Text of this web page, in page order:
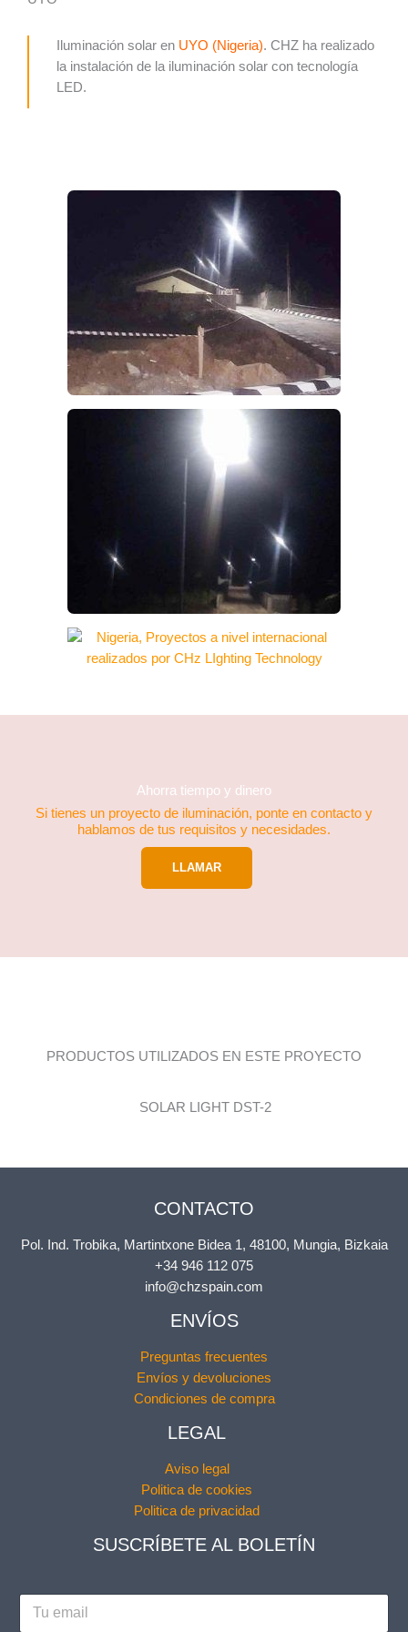
Iluminación solar en UYO (Nigeria). CHZ ha realizado
la instalación de la iluminación solar con tecnología
LED.
Ahorra tiempo y dinero
Si tienes un proyecto de iluminación, ponte en contacto y
hablamos de tus requisitos y necesidades.
LLAMAR
PRODUCTOS UTILIZADOS EN ESTE PROYECTO
SOLAR LIGHT DST-2
CONTACTO
Pol. Ind. Trobika, Martintxone Bidea 1, 48100, Mungia, Bizkaia
+34 946 112 075
info@chzspain.com
ENVÍOS
Preguntas frecuentes
Envíos y devoluciones
Condiciones de compra
LEGAL
Aviso legal
Politica de cookies
Politica de privacidad
SUSCRÍBETE AL BOLETÍN
E